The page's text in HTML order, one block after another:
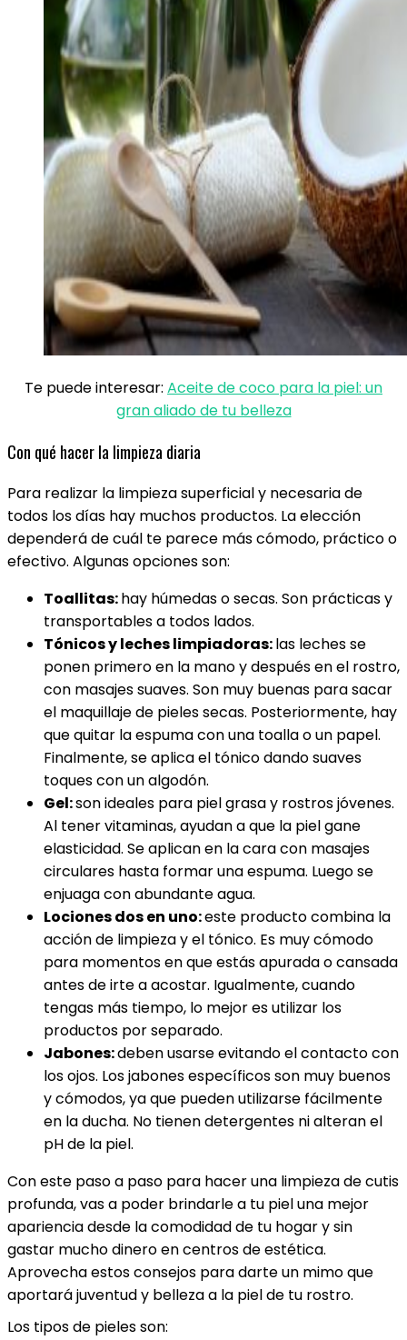
Te puede interesar: Aceite de coco para la piel: un
gran aliado de tu belleza
Con qué hacer la limpieza diaria
Para realizar la limpieza superficial y necesaria de
todos los días hay muchos productos. La elección
dependerá de cuál te parece más cómodo, práctico o
efectivo. Algunas opciones son:
Toallitas:hay húmedas o secas. Son prácticas y
transportables a todos lados.
Tónicos y leches limpiadoras:las leches se
ponen primero en la mano y después en el rostro,
con masajes suaves. Son muy buenas para sacar
el maquillaje de pieles secas. Posteriormente, hay
que quitar la espuma con una toalla o un papel.
Finalmente, se aplica el tónico dando suaves
toques con un algodón.
Gel:son ideales para piel grasa y rostros jóvenes.
Al tener vitaminas, ayudan a que la piel gane
elasticidad. Se aplican en la cara con masajes
circulares hasta formar una espuma. Luego se
enjuaga con abundante agua.
Lociones dos en uno:este producto combina la
acción de limpieza y el tónico. Es muy cómodo
para momentos en que estás apurada o cansada
antes de irte a acostar. Igualmente, cuando
tengas más tiempo, lo mejor es utilizar los
productos por separado.
Jabones:deben usarse evitando el contacto con
los ojos. Los jabones específicos son muy buenos
y cómodos, ya que pueden utilizarse fácilmente
en la ducha. No tienen detergentes ni alteran el
pH de la piel.
Con este paso a paso para hacer una limpieza de cutis
profunda, vas a poder brindarle a tu piel una mejor
apariencia desde la comodidad de tu hogar y sin
gastar mucho dinero en centros de estética.
Aprovecha estos consejos para darte un mimo que
aportará juventud y belleza a la piel de tu rostro.
Los tipos de pieles son: